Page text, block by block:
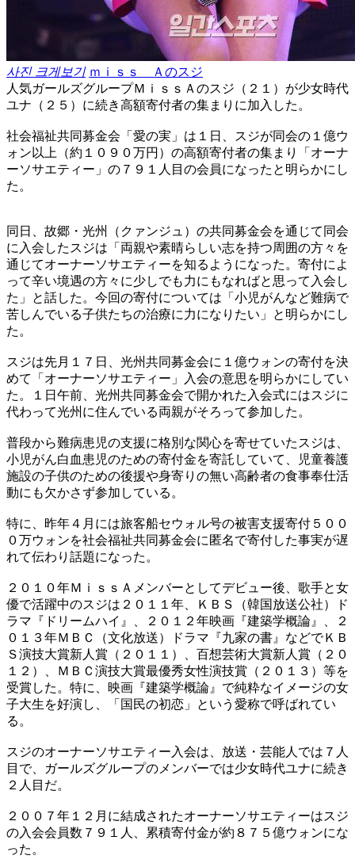
사진 크게보기 ｍｉｓｓ Ａのスジ
人気ガールズグループＭｉｓｓＡのスジ（２１）が少女時代
ユナ（２５）に続き高額寄付者の集まりに加入した。
社会福祉共同募金会「愛の実」は１日、スジが同会の１億ウ
ォン以上（約１０９０万円）の高額寄付者の集まり「オーナ
ーソサエティー」の７９１人目の会員になったと明らかにし
た。
同日、故郷・光州（クァンジュ）の共同募金会を通じて同会
に入会したスジは「両親や素晴らしい志を持つ周囲の方々を
通じてオーナーソサエティーを知るようになった。寄付によ
って辛い境遇の方々に少しでも力にもなればと思って入会し
た」と話した。今回の寄付については「小児がんなど難病で
苦しんでいる子供たちの治療に力になりたい」と明らかにし
た。
スジは先月１７日、光州共同募金会に１億ウォンの寄付を決
めて「オーナーソサエティー」入会の意思を明らかにしてい
た。１日午前、光州共同募金会で開かれた入会式にはスジに
代わって光州に住んでいる両親がそろって参加した。
普段から難病患児の支援に格別な関心を寄せていたスジは、
小児がん白血患児のための寄付金を寄託していて、児童養護
施設の子供のための後援や身寄りの無い高齢者の食事奉仕活
動にも欠かさず参加している。
特に、昨年４月には旅客船セウォル号の被害支援寄付５００
０万ウォンを社会福祉共同募金会に匿名で寄付した事実が遅
れて伝わり話題になった。
２０１０年ＭｉｓｓＡメンバーとしてデビュー後、歌手と女
優で活躍中のスジは２０１１年、ＫＢＳ（韓国放送公社）ド
ラマ『ドリームハイ』、２０１２年映画『建築学概論』、２
０１３年ＭＢＣ（文化放送）ドラマ『九家の書』などでＫＢ
Ｓ演技大賞新人賞（２０１１）、百想芸術大賞新人賞（２０
１２）、ＭＢＣ演技大賞最優秀女性演技賞（２０１３）等を
受賞した。特に、映画『建築学概論』で純粋なイメージの女
子大生を好演し、「国民の初恋」という愛称で呼ばれてい
る。
スジのオーナーソサエティー入会は、放送・芸能人では７人
目で、ガールズグループのメンバーでは少女時代ユナに続き
２人目だ。
２００７年１２月に結成されたオーナーソサエティーはスジ
の入会会員数７９１人、累積寄付金が約８７５億ウォンにな
った。